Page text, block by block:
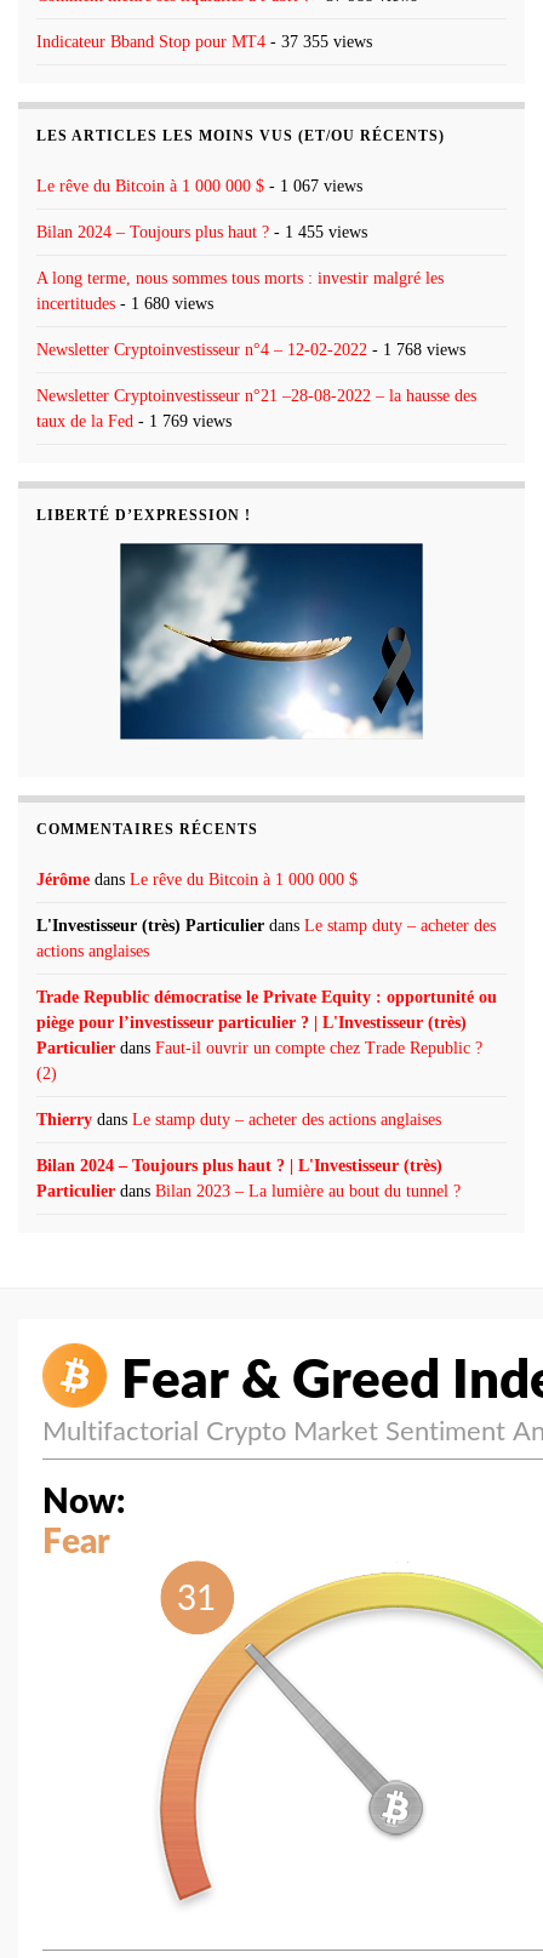
Indicateur Bband Stop pour MT4 - 37 355 views
LES ARTICLES LES MOINS VUS (ET/OU RÉCENTS)
Le rêve du Bitcoin à 1 000 000 $ - 1 067 views
Bilan 2024 – Toujours plus haut ? - 1 455 views
A long terme, nous sommes tous morts : investir malgré les
incertitudes - 1 680 views
Newsletter Cryptoinvestisseur n°4 – 12-02-2022 - 1 768 views
Newsletter Cryptoinvestisseur n°21 –28-08-2022 – la hausse des
taux de la Fed - 1 769 views
LIBERTÉ D’EXPRESSION !
COMMENTAIRES RÉCENTS
Jérôme dans Le rêve du Bitcoin à 1 000 000 $
L'Investisseur (très) Particulier dans Le stamp duty – acheter des
actions anglaises
Trade Republic démocratise le Private Equity : opportunité ou
piège pour l’investisseur particulier ? | L'Investisseur (très)
Particulier dans Faut-il ouvrir un compte chez Trade Republic ?
(2)
Thierry dans Le stamp duty – acheter des actions anglaises
Bilan 2024 – Toujours plus haut ? | L'Investisseur (très)
Particulier dans Bilan 2023 – La lumière au bout du tunnel ?